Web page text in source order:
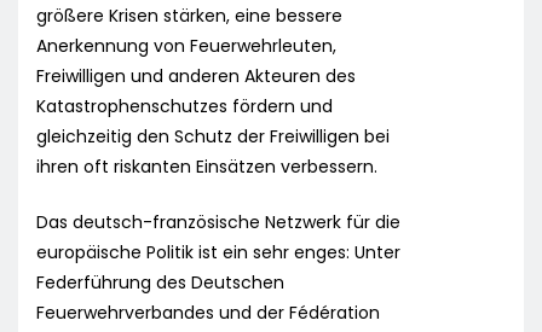
größere Krisen stärken, eine bessere
Anerkennung von Feuerwehrleuten,
Freiwilligen und anderen Akteuren des
Katastrophenschutzes fördern und
gleichzeitig den Schutz der Freiwilligen bei
ihren oft riskanten Einsätzen verbessern.
Das deutsch-französische Netzwerk für die
europäische Politik ist ein sehr enges: Unter
Federführung des Deutschen
Feuerwehrverbandes und der Fédération